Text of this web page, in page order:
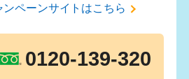
ペーンサイトはこちら
0120-139-320